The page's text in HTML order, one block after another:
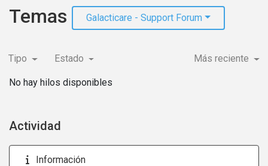
Temas Galacticare - Support Forum
Tipo Estado Más reciente
No hay hilos disponibles
Actividad
Información